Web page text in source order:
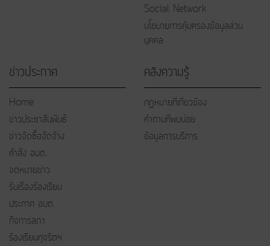
Social Network
นโยบายการคุ้มครองข้อมูลส่วน
บุคคล
ข่าวประกาศ
Home
ข่าวประชาสัมพันธ์
ข่าวจัดซื้อจัดจ้าง
คำสั่ง อบต.
จดหมายข่าว
รับเรื่องร้องเรียน
ประกาศ อบต.
กิจการสภา
ร้องเรียนทุจริตฯ
คลังความรู้
กฏหมายที่เกี่ยวข้อง
คำถามที่พบบ่อย
ข้อมูลการบริการ